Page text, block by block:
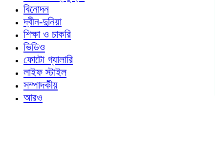
বিনোদন
দ্বীন-দুনিয়া
শিক্ষা ও চাকরি
ভিডিও
ফোটো গ্যালারি
লাইফ স্টাইল
সম্পাদকীয়
আরও